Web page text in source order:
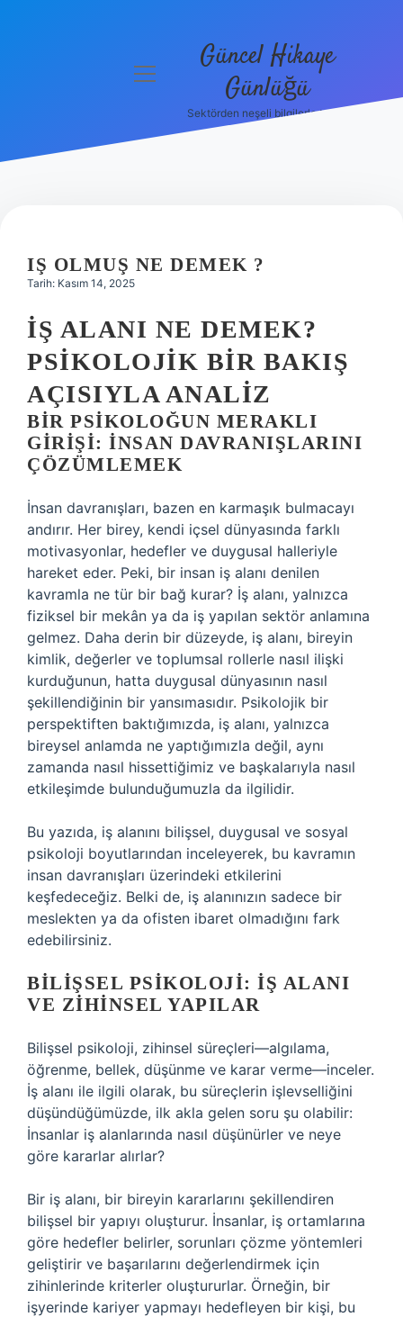
Hakkımızda
menüyü
Güncel Hikaye
Günlüğü
Sektörden neşeli bilgilerle tanış!
IŞ OLMUŞ NE DEMEK ?
Tarih: Kasım 14, 2025
İŞ ALANI NE DEMEK?
PSIKOLOJIK BIR BAKIŞ
AÇISIYLA ANALIZ
BIR PSIKOLOĞUN MERAKLI
GIRIŞI: İNSAN DAVRANIŞLARINI
ÇÖZÜMLEMEK
İnsan davranışları, bazen en karmaşık bulmacayı
andırır. Her birey, kendi içsel dünyasında farklı
motivasyonlar, hedefler ve duygusal halleriyle
hareket eder. Peki, bir insan iş alanı denilen
kavramla ne tür bir bağ kurar? İş alanı, yalnızca
fiziksel bir mekân ya da iş yapılan sektör anlamına
gelmez. Daha derin bir düzeyde, iş alanı, bireyin
kimlik, değerler ve toplumsal rollerle nasıl ilişki
kurduğunun, hatta duygusal dünyasının nasıl
şekillendiğinin bir yansımasıdır. Psikolojik bir
perspektiften baktığımızda, iş alanı, yalnızca
bireysel anlamda ne yaptığımızla değil, aynı
zamanda nasıl hissettiğimiz ve başkalarıyla nasıl
etkileşimde bulunduğumuzla da ilgilidir.
Bu yazıda, iş alanını bilişsel, duygusal ve sosyal
psikoloji boyutlarından inceleyerek, bu kavramın
insan davranışları üzerindeki etkilerini
keşfedeceğiz. Belki de, iş alanınızın sadece bir
meslekten ya da ofisten ibaret olmadığını fark
edebilirsiniz.
BILIŞSEL PSIKOLOJI: İŞ ALANI
VE ZIHINSEL YAPILAR
Bilişsel psikoloji, zihinsel süreçleri—algılama,
öğrenme, bellek, düşünme ve karar verme—inceler.
İş alanı ile ilgili olarak, bu süreçlerin işlevselliğini
düşündüğümüzde, ilk akla gelen soru şu olabilir:
İnsanlar iş alanlarında nasıl düşünürler ve neye
göre kararlar alırlar?
Bir iş alanı, bir bireyin kararlarını şekillendiren
bilişsel bir yapıyı oluşturur. İnsanlar, iş ortamlarına
göre hedefler belirler, sorunları çözme yöntemleri
geliştirir ve başarılarını değerlendirmek için
zihinlerinde kriterler oluştururlar. Örneğin, bir
işyerinde kariyer yapmayı hedefleyen bir kişi, bu